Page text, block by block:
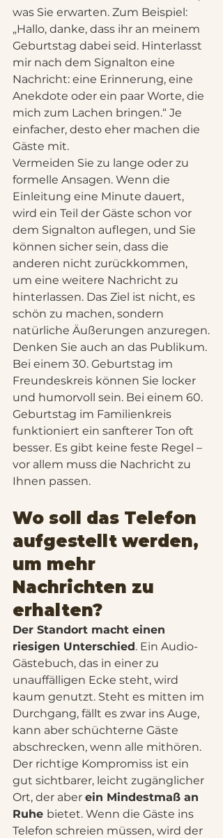
was Sie erwarten. Zum Beispiel:
„Hallo, danke, dass ihr an meinem
Geburtstag dabei seid. Hinterlasst
mir nach dem Signalton eine
Nachricht: eine Erinnerung, eine
Anekdote oder ein paar Worte, die
mich zum Lachen bringen.“ Je
einfacher, desto eher machen die
Gäste mit.
Vermeiden Sie zu lange oder zu
formelle Ansagen. Wenn die
Einleitung eine Minute dauert,
wird ein Teil der Gäste schon vor
dem Signalton auflegen, und Sie
können sicher sein, dass die
anderen nicht zurückkommen,
um eine weitere Nachricht zu
hinterlassen. Das Ziel ist nicht, es
schön zu machen, sondern
natürliche Äußerungen anzuregen.
Denken Sie auch an das Publikum.
Bei einem 30. Geburtstag im
Freundeskreis können Sie locker
und humorvoll sein. Bei einem 60.
Geburtstag im Familienkreis
funktioniert ein sanfterer Ton oft
besser. Es gibt keine feste Regel –
vor allem muss die Nachricht zu
Ihnen passen.
Wo soll das Telefon
aufgestellt werden,
um mehr
Nachrichten zu
erhalten?
Der Standort macht einen
riesigen Unterschied. Ein Audio-
Gästebuch, das in einer zu
unauffälligen Ecke steht, wird
kaum genutzt. Steht es mitten im
Durchgang, fällt es zwar ins Auge,
kann aber schüchterne Gäste
abschrecken, wenn alle mithören.
Der richtige Kompromiss ist ein
gut sichtbarer, leicht zugänglicher
Ort, der aber ein Mindestmaß an
Ruhe bietet. Wenn die Gäste ins
Telefon schreien müssen, wird der